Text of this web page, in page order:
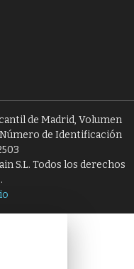
de Madrid, Volumen
Número de Identificación
S.L. Todos los derechos